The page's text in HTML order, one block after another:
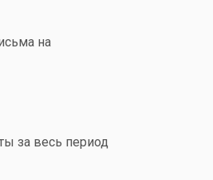
на
за весь период